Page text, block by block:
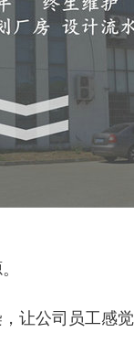
让公司员工感